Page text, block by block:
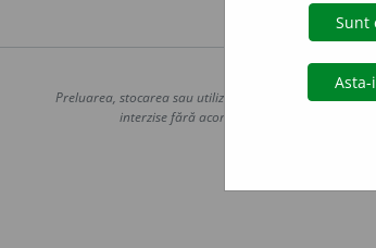
Copyright ©
Preluarea, stocarea sau utilizarea datelor de pe acest
interzise fără acordul nostru prealabil